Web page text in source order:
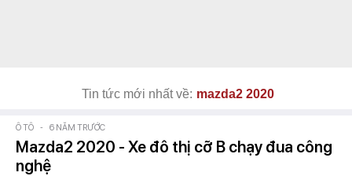
Tin tức mới nhất về: mazda2 2020
Ô TÔ - 6 NĂM TRƯỚC
Mazda2 2020 - Xe đô thị cỡ B chạy đua công
nghệ